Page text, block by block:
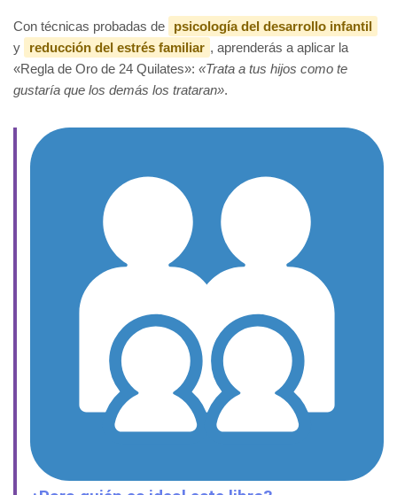
Con técnicas probadas de
psicología del desarrollo infantil
y
reducción del estrés familiar , aprenderás a aplicar la
«Regla de Oro de 24 Quilates»: «Trata a tus hijos como te
gustaría que los demás los trataran».